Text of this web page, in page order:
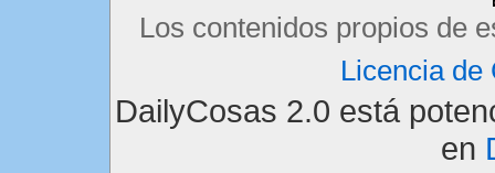
Los contenidos propios de
Licencia de
DailyCosas 2.0 está
en